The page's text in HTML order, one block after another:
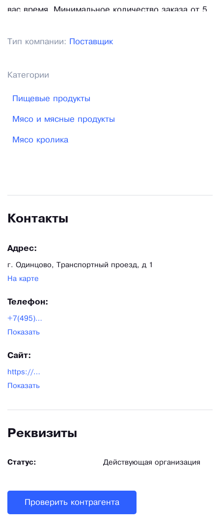
вас время. Минимальное количество заказа от 5
Тип компании: Поставщик
Категории
Пищевые продукты
Мясо и мясные продукты
Мясо кролика
Контакты
Адрес:
г. Одинцово, Транспортный проезд, д 1
На карте
Телефон:
+7(495)642-46-39
Показать
Сайт:
https://kuropt.ru/
Показать
Реквизиты
Статус: Действующая организация
Проверить контрагента